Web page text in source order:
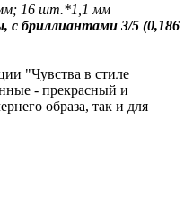
16 шт.*1,1 мм
с бриллиантами 3/5 (0,186
"Чувства в стиле
- прекрасный и
образа, так и для